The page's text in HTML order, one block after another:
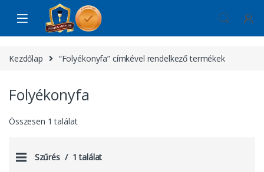
Skip to navigation
Skip to content
Kezdőlap “Folyékonyfa” címkével rendelkező termékek
Folyékonyfa
Összesen 1 találat
Szűrés 1 találat